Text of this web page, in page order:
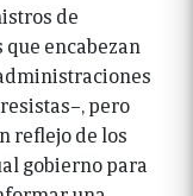
de
encabezan
pero
reflejo de los
gobierno para